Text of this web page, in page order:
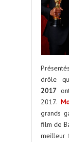
drôle
2017
2017.
grands
film de
meilleur